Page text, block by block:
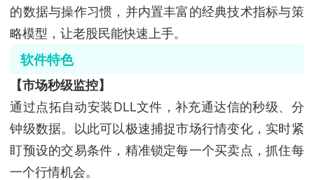
的数据与操作习惯，并内置丰富的经典技术指标与策
略模型，让老股民能快速上手。
软件特色
【市场秒级监控】
通过点拓自动安装DLL文件，补充通达信的秒级、分
钟级数据。以此可以极速捕捉市场行情变化，实时紧
盯预设的交易条件，精准锁定每一个买卖点，抓住每
一个行情机会。